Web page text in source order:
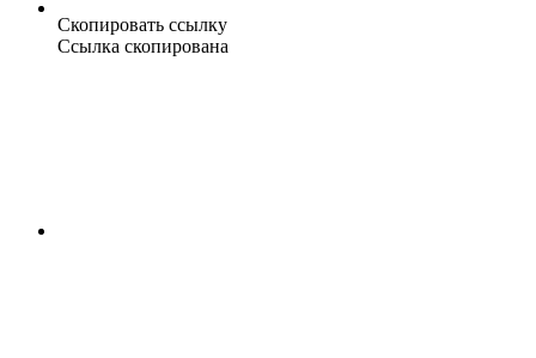
Скопировать ссылку
Ссылка скопирована